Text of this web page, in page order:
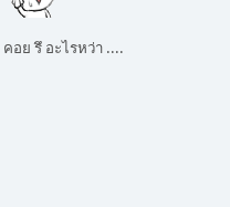
คอย รึ อะไรหว่า ....